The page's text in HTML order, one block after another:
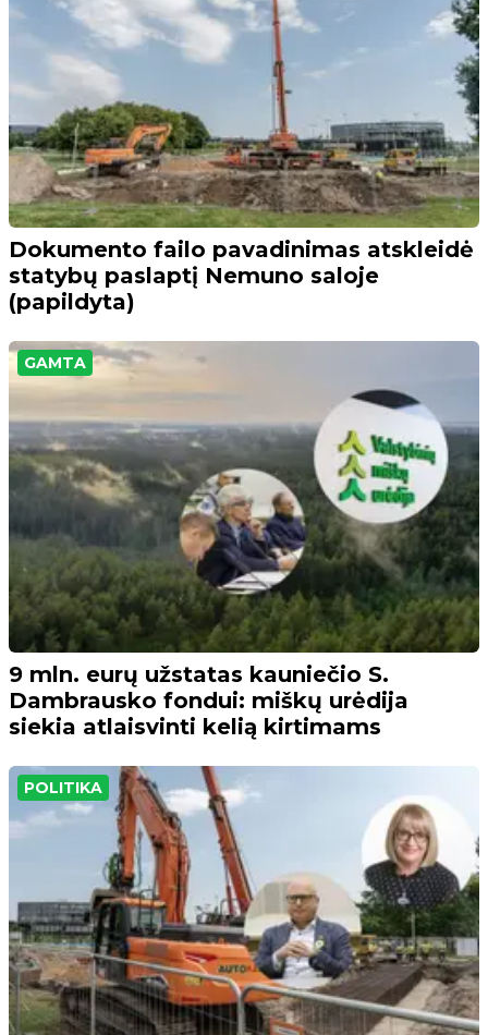
Dokumento failo pavadinimas atskleidė
statybų paslaptį Nemuno saloje
(papildyta)
GAMTA
9 mln. eurų užstatas kauniečio S.
Dambrausko fondui: miškų urėdija
siekia atlaisvinti kelią kirtimams
POLITIKA